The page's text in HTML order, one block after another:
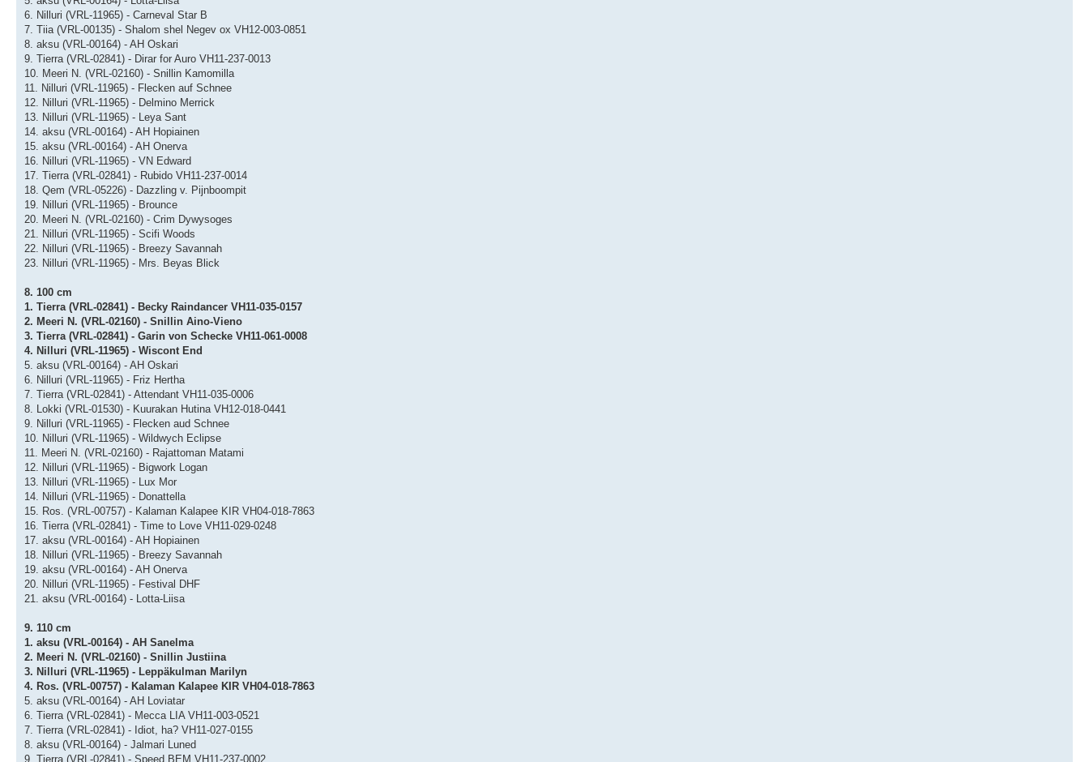
6. Nilluri (VRL-11965) - Carneval Star B
7. Tiia (VRL-00135) - Shalom shel Negev ox VH12-003-0851
8. aksu (VRL-00164) - AH Oskari
9. Tierra (VRL-02841) - Dirar for Auro VH11-237-0013
10. Meeri N. (VRL-02160) - Snillin Kamomilla
11. Nilluri (VRL-11965) - Flecken auf Schnee
12. Nilluri (VRL-11965) - Delmino Merrick
13. Nilluri (VRL-11965) - Leya Sant
14. aksu (VRL-00164) - AH Hopiainen
15. aksu (VRL-00164) - AH Onerva
16. Nilluri (VRL-11965) - VN Edward
17. Tierra (VRL-02841) - Rubido VH11-237-0014
18. Qem (VRL-05226) - Dazzling v. Pijnboompit
19. Nilluri (VRL-11965) - Brounce
20. Meeri N. (VRL-02160) - Crim Dywysoges
21. Nilluri (VRL-11965) - Scifi Woods
22. Nilluri (VRL-11965) - Breezy Savannah
23. Nilluri (VRL-11965) - Mrs. Beyas Blick
8. 100 cm
1. Tierra (VRL-02841) - Becky Raindancer VH11-035-0157
2. Meeri N. (VRL-02160) - Snillin Aino-Vieno
3. Tierra (VRL-02841) - Garin von Schecke VH11-061-0008
4. Nilluri (VRL-11965) - Wiscont End
5. aksu (VRL-00164) - AH Oskari
6. Nilluri (VRL-11965) - Friz Hertha
7. Tierra (VRL-02841) - Attendant VH11-035-0006
8. Lokki (VRL-01530) - Kuurakan Hutina VH12-018-0441
9. Nilluri (VRL-11965) - Flecken aud Schnee
10. Nilluri (VRL-11965) - Wildwych Eclipse
11. Meeri N. (VRL-02160) - Rajattoman Matami
12. Nilluri (VRL-11965) - Bigwork Logan
13. Nilluri (VRL-11965) - Lux Mor
14. Nilluri (VRL-11965) - Donattella
15. Ros. (VRL-00757) - Kalaman Kalapee KIR VH04-018-7863
16. Tierra (VRL-02841) - Time to Love VH11-029-0248
17. aksu (VRL-00164) - AH Hopiainen
18. Nilluri (VRL-11965) - Breezy Savannah
19. aksu (VRL-00164) - AH Onerva
20. Nilluri (VRL-11965) - Festival DHF
21. aksu (VRL-00164) - Lotta-Liisa
9. 110 cm
1. aksu (VRL-00164) - AH Sanelma
2. Meeri N. (VRL-02160) - Snillin Justiina
3. Nilluri (VRL-11965) - Leppäkulman Marilyn
4. Ros. (VRL-00757) - Kalaman Kalapee KIR VH04-018-7863
5. aksu (VRL-00164) - AH Loviatar
6. Tierra (VRL-02841) - Mecca LIA VH11-003-0521
7. Tierra (VRL-02841) - Idiot, ha? VH11-027-0155
8. aksu (VRL-00164) - Jalmari Luned
9. Tierra (VRL-02841) - Speed BEM VH11-237-0002